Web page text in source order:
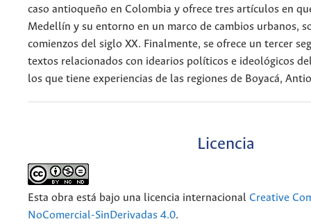
caso antioqueño en Colombia y ofrece tres artículos en
Medellín y su entorno en un marco de cambios urbanos,
comienzos del siglo XX. Finalmente, se ofrece un tercer
textos relacionados con idearios políticos e ideológicos
los que tiene experiencias de las regiones de Boyacá,
Licencia
Esta obra está bajo una licencia internacional Creative
NoComercial-SinDerivadas 4.0.